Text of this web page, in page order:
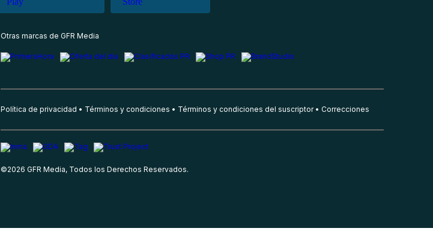
Otras marcas de GFR Media
Política de privacidad Términos y condiciones Términos y condiciones del suscriptor Correcciones
©2026 GFR Media, Todos los Derechos Reservados.